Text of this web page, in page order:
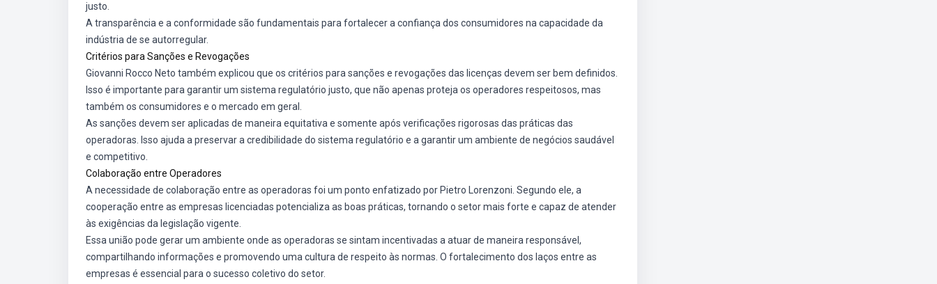
justo.
A transparência e a conformidade são fundamentais para fortalecer a confiança dos consumidores na capacidade da
indústria de se autorregular.
Critérios para Sanções e Revogações
Giovanni Rocco Neto também explicou que os critérios para sanções e revogações das licenças devem ser bem definidos.
Isso é importante para garantir um sistema regulatório justo, que não apenas proteja os operadores respeitosos, mas
também os consumidores e o mercado em geral.
As sanções devem ser aplicadas de maneira equitativa e somente após verificações rigorosas das práticas das
operadoras. Isso ajuda a preservar a credibilidade do sistema regulatório e a garantir um ambiente de negócios saudável
e competitivo.
Colaboração entre Operadores
A necessidade de colaboração entre as operadoras foi um ponto enfatizado por Pietro Lorenzoni. Segundo ele, a
cooperação entre as empresas licenciadas potencializa as boas práticas, tornando o setor mais forte e capaz de atender
às exigências da legislação vigente.
Essa união pode gerar um ambiente onde as operadoras se sintam incentivadas a atuar de maneira responsável,
compartilhando informações e promovendo uma cultura de respeito às normas. O fortalecimento dos laços entre as
empresas é essencial para o sucesso coletivo do setor.